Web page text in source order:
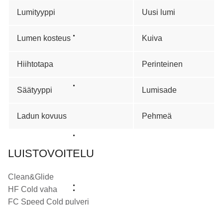
Lumityyppi Uusi lumi
Lumen kosteus Kuiva
Hiihtotapa Perinteinen
Säätyyppi Lumisade
Ladun kovuus Pehmeä
LUISTOVOITELU
Clean&Glide
HF Cold vaha
FC Speed Cold pulveri